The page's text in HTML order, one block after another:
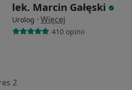
lek. Marcin Gałęski
Urolog · Więcej
410 opinii
2